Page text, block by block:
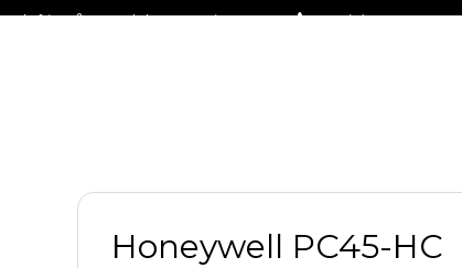
Fraktfritt på stora delar av sortimentet +46 (0)31-27 42 30
Honeywell PC45-HC